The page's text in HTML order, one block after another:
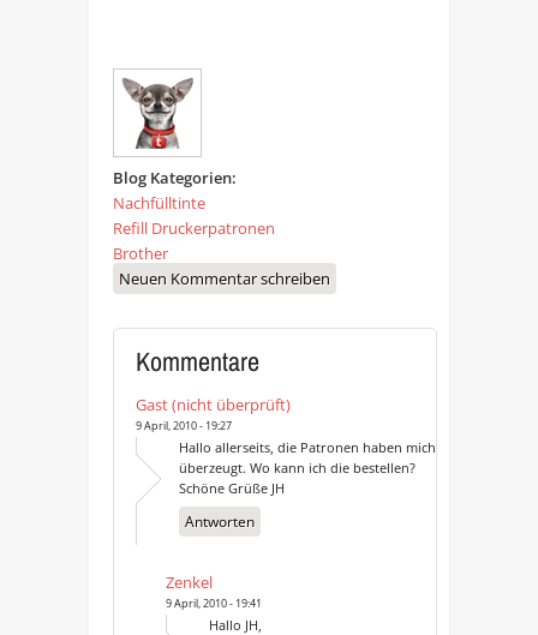
Blog Kategorien:
Nachfülltinte
Refill Druckerpatronen
Brother
Neuen Kommentar schreiben
Kommentare
Gast (nicht überprüft)
9 April, 2010 - 19:27
Hallo allerseits, die Patronen haben mich
überzeugt. Wo kann ich die bestellen?
Schöne Grüße JH
Antworten
Zenkel
9 April, 2010 - 19:41
Hallo JH,